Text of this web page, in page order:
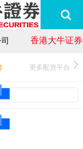
香港大牛证
更多配资平台